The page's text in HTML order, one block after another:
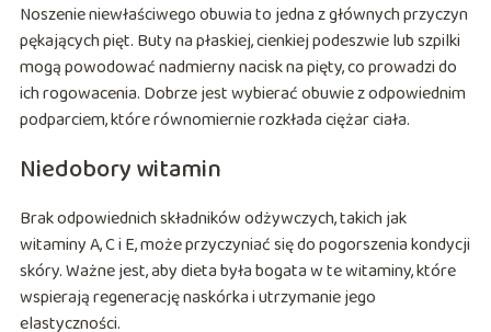
Noszenie niewłaściwego obuwia to jedna z głównych przyczyn
pękających pięt. Buty na płaskiej, cienkiej podeszwie lub szpilki
mogą powodować nadmierny nacisk na pięty, co prowadzi do
ich rogowacenia. Dobrze jest wybierać obuwie z odpowiednim
podparciem, które równomiernie rozkłada ciężar ciała.
Niedobory witamin
Brak odpowiednich składników odżywczych, takich jak
witaminy A, C i E, może przyczyniać się do pogorszenia kondycji
skóry. Ważne jest, aby dieta była bogata w te witaminy, które
wspierają regenerację naskórka i utrzymanie jego
elastyczności.